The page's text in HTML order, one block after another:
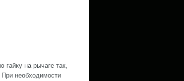
гайку на рычаге так,
необходимости